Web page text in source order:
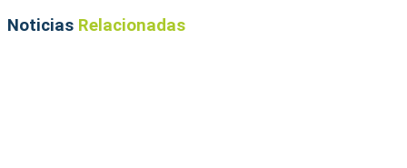
Noticias Relacionadas